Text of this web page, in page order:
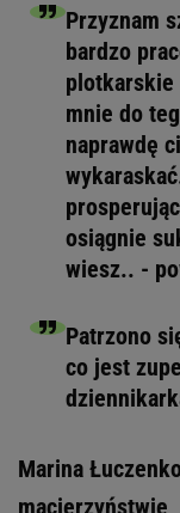
Przyznam
bardzo
plotkarskie
mnie do
naprawdę
osiągnie
wiesz.. -
Patrzono
co jest
Marina
macierzyństwie